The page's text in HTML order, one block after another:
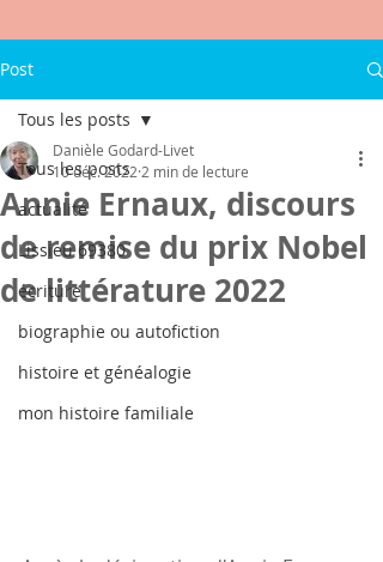
Post
Tous les posts
actualité
Lissieu 69380
écriture
biographie ou autofiction
histoire et généalogie
mon histoire familiale
Tous les posts
Annie Ernaux, discours
de remise du prix Nobel
de littérature 2022
Danièle Godard-Livet
10 déc. 2022 2 min de lecture